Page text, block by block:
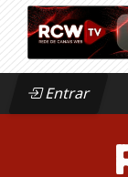
Entrar